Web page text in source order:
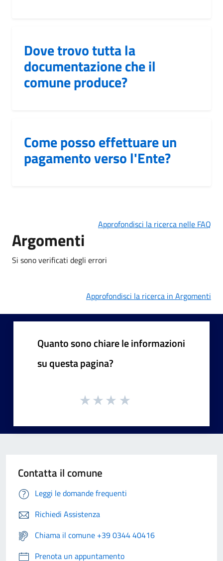
Dove trovo tutta la
documentazione che il
comune produce?
Come posso effettuare un
pagamento verso l'Ente?
Approfondisci la ricerca nelle FAQ
Argomenti
Si sono verificati degli errori
Approfondisci la ricerca in Argomenti
Quanto sono chiare le informazioni
su questa pagina?
Contatta il comune
Leggi le domande frequenti
Richiedi Assistenza
Chiama il comune +39 0344 40416
Prenota un appuntamento